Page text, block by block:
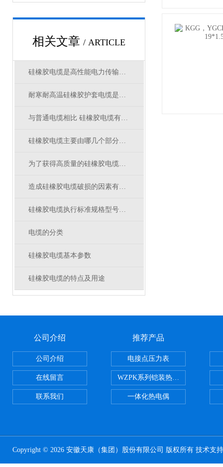
相关文章 / ARTICLE
硅橡胶电缆是高性能电力传输的革新者
耐寒耐高温硅橡胶护套电缆是什么型号
与普通电缆相比 硅橡胶电缆有哪些优点
硅橡胶电缆主要由哪几个部分组成
为了获得高质量的硅橡胶电缆须遵循什么
造成硅橡胶电缆破损的因素有哪些
硅橡胶电缆执行标准规格型号电压等级
电缆的分类
硅橡胶电缆基本参数
硅橡胶电缆的特点及用途
公司介绍
公司介绍
在线留言
联系我们
推荐产品
电接点压力表
WZPK系列铠装热电阻
一体化热电偶
Copyright © 2026 安徽天康（集团）股份有限公司 版权所有 技术支